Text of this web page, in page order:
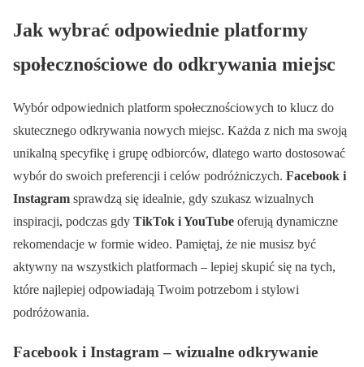
Jak wybrać odpowiednie platformy
społecznościowe do odkrywania miejsc
Wybór odpowiednich platform społecznościowych to klucz do
skutecznego odkrywania nowych miejsc. Każda z nich ma swoją
unikalną specyfikę i grupę odbiorców, dlatego warto dostosować
wybór do swoich preferencji i celów podróżniczych. Facebook i
Instagram sprawdzą się idealnie, gdy szukasz wizualnych
inspiracji, podczas gdy TikTok i YouTube oferują dynamiczne
rekomendacje w formie wideo. Pamiętaj, że nie musisz być
aktywny na wszystkich platformach – lepiej skupić się na tych,
które najlepiej odpowiadają Twoim potrzebom i stylowi
podróżowania.
Facebook i Instagram – wizualne odkrywanie